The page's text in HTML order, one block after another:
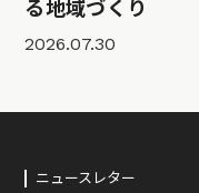
る地域づくり
2026.07.30
ニュースレター